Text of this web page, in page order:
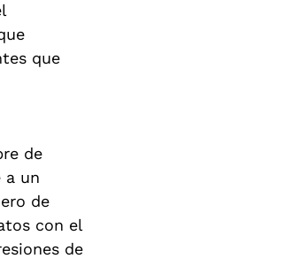
que
de
a un
de
con el
de